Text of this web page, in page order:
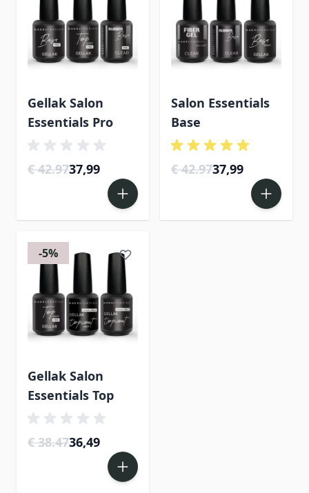
Gellak Salon
Essentials Pro
€ 42.9737,99
Salon Essentials
Base
€ 42.9737,99
-5%
Gellak Salon
Essentials Top
€ 38.4736,49